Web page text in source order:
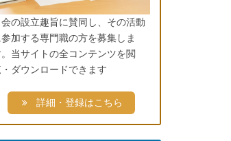
会の設立趣旨に賛同し、その活動
参加する専門職の方を募集しま
当サイトの全コンテンツを閲
・ダウンロードできます
詳細・登録はこちら